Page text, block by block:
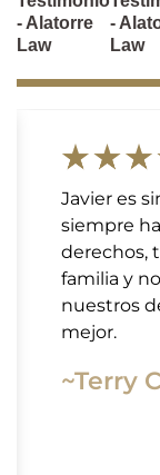
- Alatorre
Law
-
Law
Javier es
siempre
derechos,
familia y
nuestros
mejor.
~Terry